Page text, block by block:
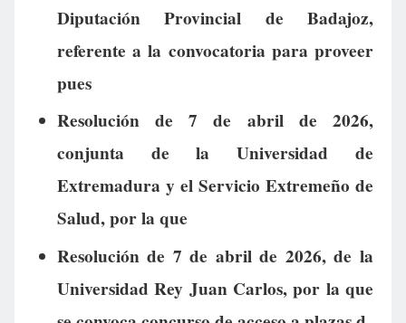
Diputación Provincial de Badajoz,
referente a la convocatoria para proveer
pues
Resolución de 7 de abril de 2026,
conjunta de la Universidad de
Extremadura y el Servicio Extremeño de
Salud, por la que
Resolución de 7 de abril de 2026, de la
Universidad Rey Juan Carlos, por la que